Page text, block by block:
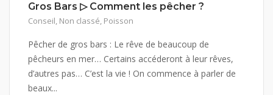
Gros Bars ▷ Comment les pêcher ?
Conseil, Non classé, Poisson
Pêcher de gros bars : Le rêve de beaucoup de
pêcheurs en mer… Certains accéderont à leur rêves,
d’autres pas… C’est la vie ! On commence à parler de
beaux...